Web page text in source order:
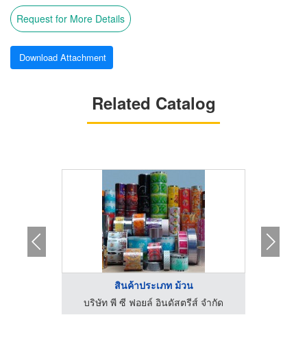
Request for More Details
Download Attachment
Related Catalog
สินค้าประเภท ม้วน
บริษัท พี ซี ฟอยล์ อินดัสตรีส์ จำกัด